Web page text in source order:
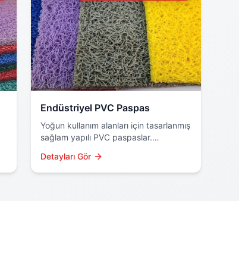
Endüstriyel PVC Paspas
Yoğun kullanım alanları için tasarlanmış
sağlam yapılı PVC paspaslar.
için profesyonel çözüm.
Detayları Gör